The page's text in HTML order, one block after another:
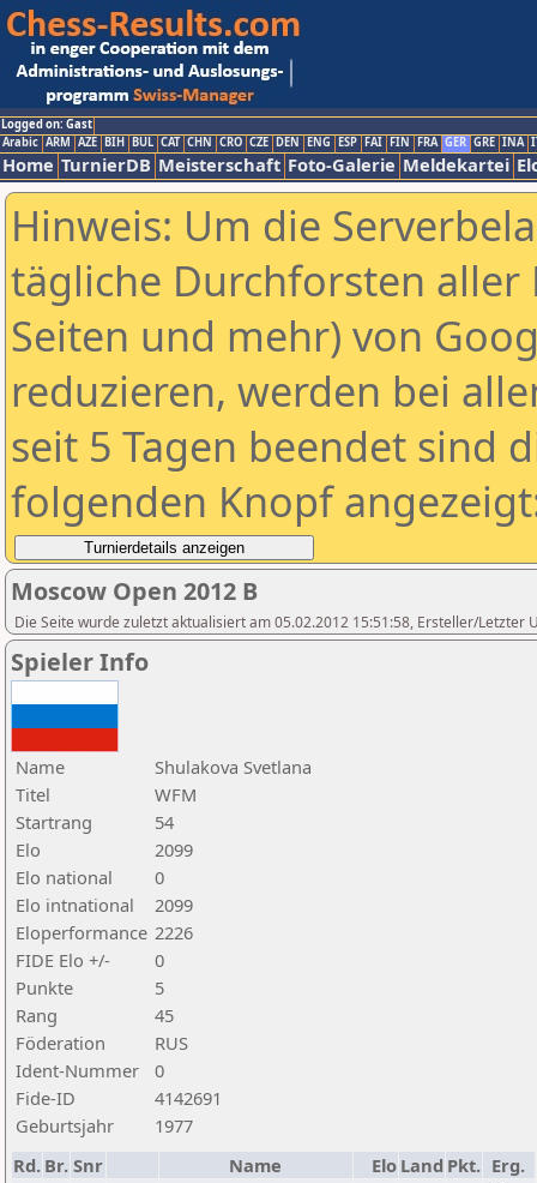
Logged on: Gast
Arabic ARM AZE BIH BUL CAT CHN CRO CZE DEN ENG ESP FAI FIN FRA GER GRE INA
Home TurnierDB Meisterschaft Foto-Galerie Meldekartei
Hinweis: Um die
tägliche Durchforsten aller
Seiten und mehr) von
reduzieren, werden bei
seit 5 Tagen beendet sind
folgenden Knopf
Moscow Open 2012 B
Die Seite wurde zuletzt aktualisiert am 05.02.2012 15:51:58, Ersteller/Letzter
Spieler Info
Name
Shulakova Svetlana
Titel
WFM
Startrang
54
Elo
2099
Elo national
0
Elo intnational
2099
Eloperformance 2226
FIDE Elo +/-
0
Punkte
5
Rang
45
Föderation
RUS
Ident-Nummer
0
Fide-ID
4142691
Geburtsjahr
1977
Rd. Br. Snr Name Elo Land Pkt. Erg.